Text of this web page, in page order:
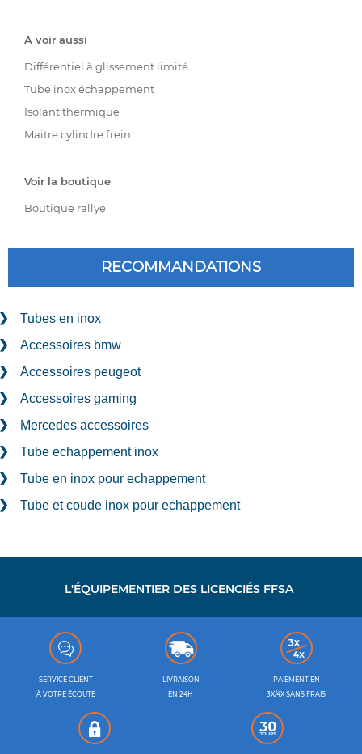
A voir aussi
Différentiel à glissement limité
Tube inox échappement
Isolant thermique
Maitre cylindre frein
Voir la boutique
Boutique rallye
RECOMMANDATIONS
Tubes en inox
Accessoires bmw
Accessoires peugeot
Accessoires gaming
Mercedes accessoires
Tube echappement inox
Tube en inox pour echappement
Tube et coude inox pour echappement
L'ÉQUIPEMENTIER DES LICENCIÉS FFSA
SERVICE CLIENT
À VOTRE ÉCOUTE
LIVRAISON
EN 24H
PAIEMENT EN
3X/4X SANS FRAIS